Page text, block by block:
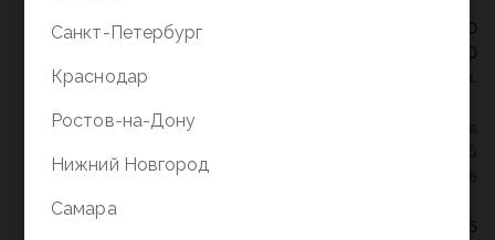
Режим работы - 9:30-20:00
в выходные и праздники - 10:00-19:00
без перерыва и выходных.
Политика конфиденциальности
СОГЛАСИЕ на
Соглашение об
использовании cookie-файлов
© Планета книги, 1998-2026
Санкт-Петербург
Краснодар
Ростов-на-Дону
Нижний Новгород
Самара